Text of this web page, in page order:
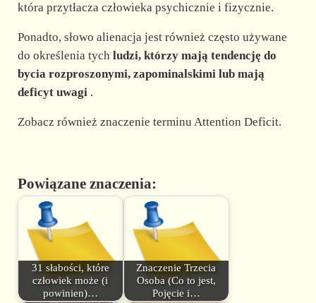
która przytłacza człowieka psychicznie i fizycznie.
Ponadto, słowo alienacja jest również często używane
do określenia tych ludzi, którzy mają tendencję do
bycia rozproszonymi, zapominalskimi lub mają
deficyt uwagi.
Zobacz również znaczenie terminu Attention Deficit.
Powiązane znaczenia:
31 słabości, które
człowiek może (i
powinien)…
Znaczenie Trzecia
Osoba (Co to jest,
Pojęcie i…